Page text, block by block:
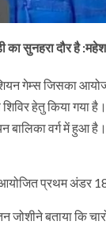
का सुनहरा दौर है
गेम्स जिसका
शिविर हेतु किया गया
बालिका वर्ग में हुआ
आयोजित प्रथम अंडर
बताया कि